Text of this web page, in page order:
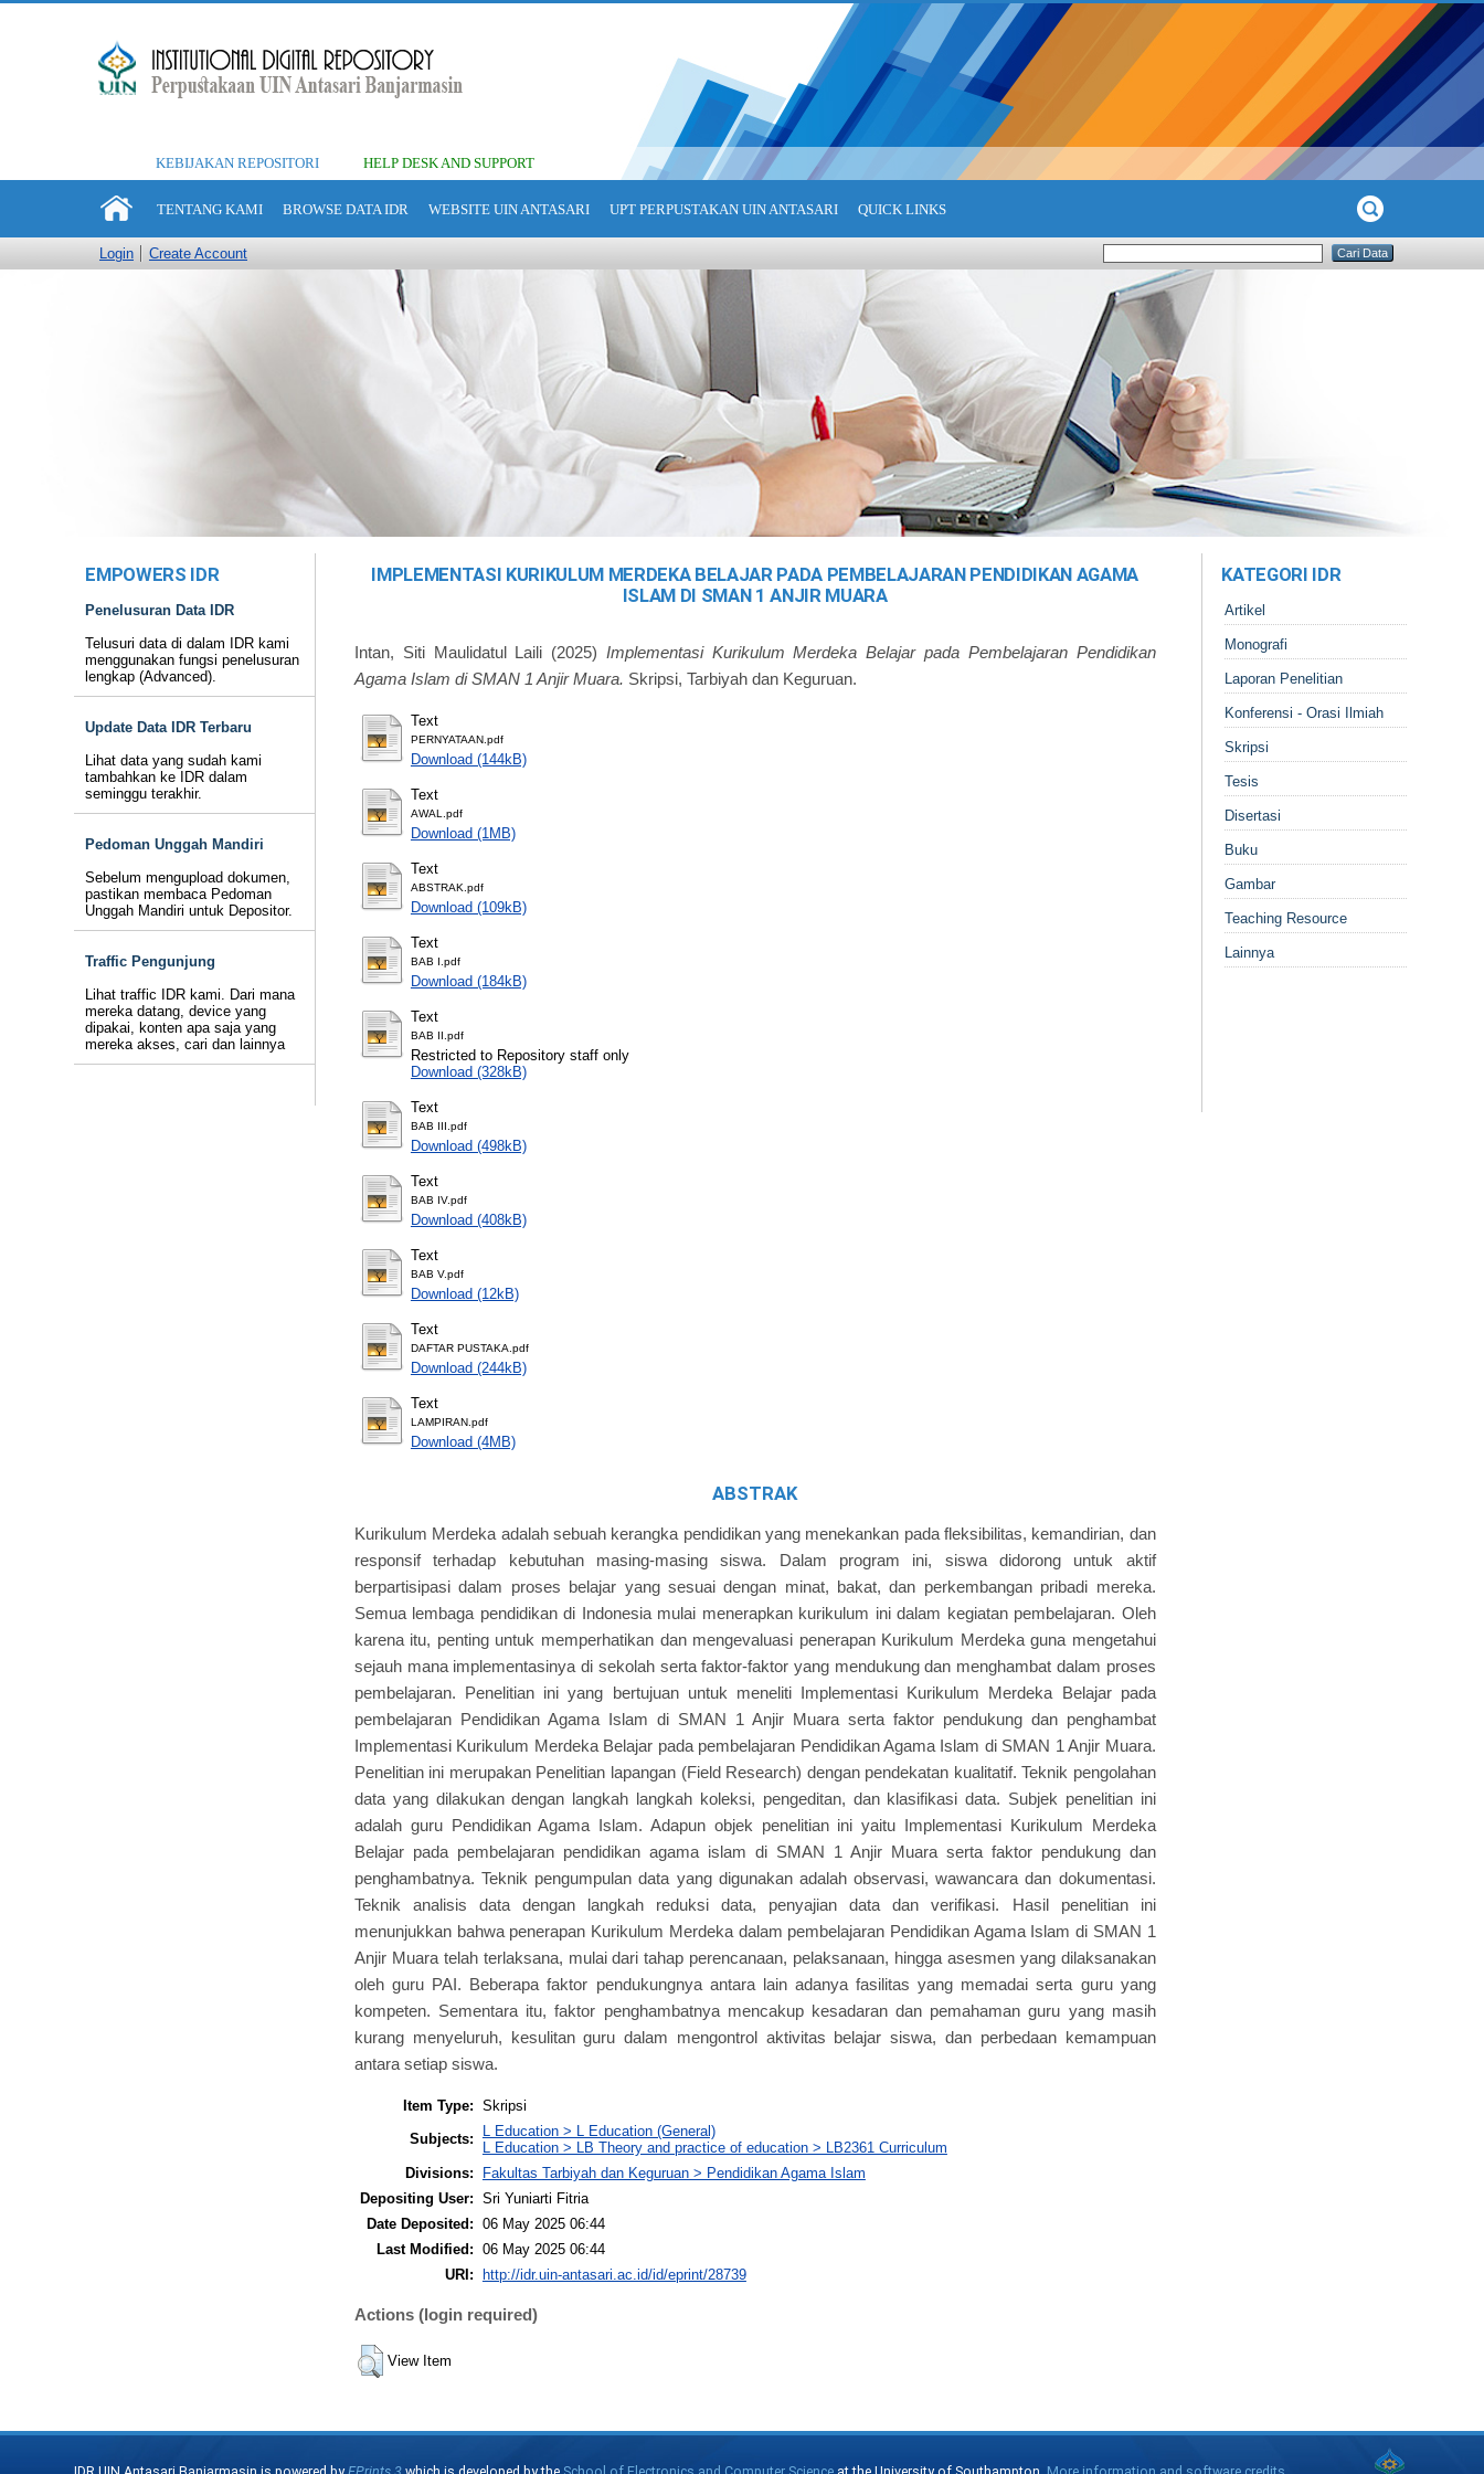
KEBIJAKAN REPOSITORI HELP DESK AND SUPPORT
TENTANG KAMI BROWSE DATA IDR WEBSITE UIN ANTASARI UPT PERPUSTAKAN UIN ANTASARI QUICK LINKS
Login Create Account
EMPOWERS IDR
Penelusuran Data IDR
Telusuri data di dalam IDR kami
menggunakan fungsi penelusuran
lengkap (Advanced).
Update Data IDR Terbaru
Lihat data yang sudah kami
tambahkan ke IDR dalam
seminggu terakhir.
Pedoman Unggah Mandiri
Sebelum mengupload dokumen,
pastikan membaca Pedoman
Unggah Mandiri untuk Depositor.
Traffic Pengunjung
Lihat traffic IDR kami. Dari mana
mereka datang, device yang
dipakai, konten apa saja yang
mereka akses, cari dan lainnya
IMPLEMENTASI KURIKULUM MERDEKA BELAJAR PADA PEMBELAJARAN PENDIDIKAN AGAMA
ISLAM DI SMAN 1 ANJIR MUARA
Intan, Siti Maulidatul Laili (2025) Implementasi Kurikulum Merdeka Belajar pada Pembelajaran Pendidikan
Agama Islam di SMAN 1 Anjir Muara. Skripsi, Tarbiyah dan Keguruan.
Text
PERNYATAAN.pdf
Download (144kB)
Text
AWAL.pdf
Download (1MB)
Text
ABSTRAK.pdf
Download (109kB)
Text
BAB I.pdf
Download (184kB)
Text
BAB II.pdf
Restricted to Repository staff only
Download (328kB)
Text
BAB III.pdf
Download (498kB)
Text
BAB IV.pdf
Download (408kB)
Text
BAB V.pdf
Download (12kB)
Text
DAFTAR PUSTAKA.pdf
Download (244kB)
Text
LAMPIRAN.pdf
Download (4MB)
ABSTRAK
Kurikulum Merdeka adalah sebuah kerangka pendidikan yang menekankan pada fleksibilitas, kemandirian, dan
responsif terhadap kebutuhan masing-masing siswa. Dalam program ini, siswa didorong untuk aktif
berpartisipasi dalam proses belajar yang sesuai dengan minat, bakat, dan perkembangan pribadi mereka.
Semua lembaga pendidikan di Indonesia mulai menerapkan kurikulum ini dalam kegiatan pembelajaran. Oleh
karena itu, penting untuk memperhatikan dan mengevaluasi penerapan Kurikulum Merdeka guna mengetahui
sejauh mana implementasinya di sekolah serta faktor-faktor yang mendukung dan menghambat dalam proses
pembelajaran. Penelitian ini yang bertujuan untuk meneliti Implementasi Kurikulum Merdeka Belajar pada
pembelajaran Pendidikan Agama Islam di SMAN 1 Anjir Muara serta faktor pendukung dan penghambat
Implementasi Kurikulum Merdeka Belajar pada pembelajaran Pendidikan Agama Islam di SMAN 1 Anjir Muara.
Penelitian ini merupakan Penelitian lapangan (Field Research) dengan pendekatan kualitatif. Teknik pengolahan
data yang dilakukan dengan langkah langkah koleksi, pengeditan, dan klasifikasi data. Subjek penelitian ini
adalah guru Pendidikan Agama Islam. Adapun objek penelitian ini yaitu Implementasi Kurikulum Merdeka
Belajar pada pembelajaran pendidikan agama islam di SMAN 1 Anjir Muara serta faktor pendukung dan
penghambatnya. Teknik pengumpulan data yang digunakan adalah observasi, wawancara dan dokumentasi.
Teknik analisis data dengan langkah reduksi data, penyajian data dan verifikasi. Hasil penelitian ini
menunjukkan bahwa penerapan Kurikulum Merdeka dalam pembelajaran Pendidikan Agama Islam di SMAN 1
Anjir Muara telah terlaksana, mulai dari tahap perencanaan, pelaksanaan, hingga asesmen yang dilaksanakan
oleh guru PAI. Beberapa faktor pendukungnya antara lain adanya fasilitas yang memadai serta guru yang
kompeten. Sementara itu, faktor penghambatnya mencakup kesadaran dan pemahaman guru yang masih
kurang menyeluruh, kesulitan guru dalam mengontrol aktivitas belajar siswa, dan perbedaan kemampuan
antara setiap siswa.
Item Type: Skripsi
Subjects:
L Education > L Education (General)
L Education > LB Theory and practice of education > LB2361 Curriculum
Divisions:
Fakultas Tarbiyah dan Keguruan > Pendidikan Agama Islam
Depositing User: Sri Yuniarti Fitria
Date Deposited: 06 May 2025 06:44
Last Modified: 06 May 2025 06:44
URI: http://idr.uin-antasari.ac.id/id/eprint/28739
Actions (login required)
View Item
KATEGORI IDR
Artikel
Monografi
Laporan Penelitian
Konferensi - Orasi Ilmiah
Skripsi
Tesis
Disertasi
Buku
Gambar
Teaching Resource
Lainnya